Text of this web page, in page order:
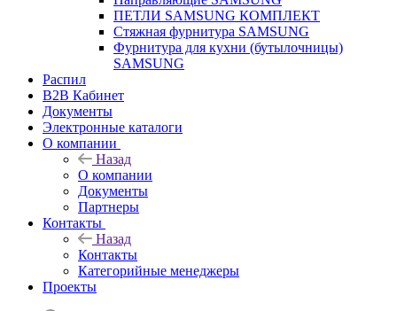
ПЕТЛИ SAMSUNG КОМПЛЕКТ
Стяжная фурнитура SAMSUNG
Фурнитура для кухни (бутылочницы)
SAMSUNG
Распил
B2B Кабинет
Документы
Электронные каталоги
О компании
Назад
О компании
Документы
Партнеры
Контакты
Назад
Контакты
Категорийные менеджеры
Проекты